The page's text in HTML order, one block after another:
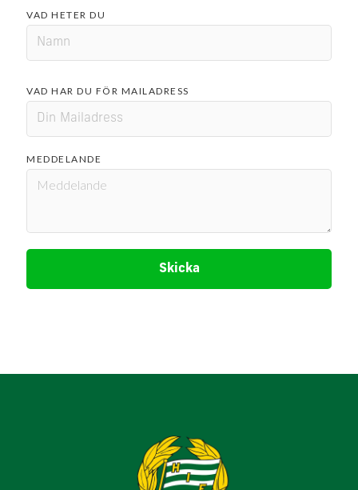
VAD HETER DU
VAD HAR DU FÖR MAILADRESS
MEDDELANDE